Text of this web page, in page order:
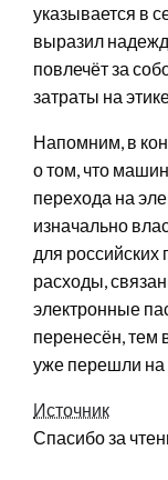
указывается в
выразил
повлечёт за
затраты на
Напомним, в
о том, что
перехода на
изначально
для российских
расходы,
электронные
перенесён,
уже перешли
Источник
Спасибо за